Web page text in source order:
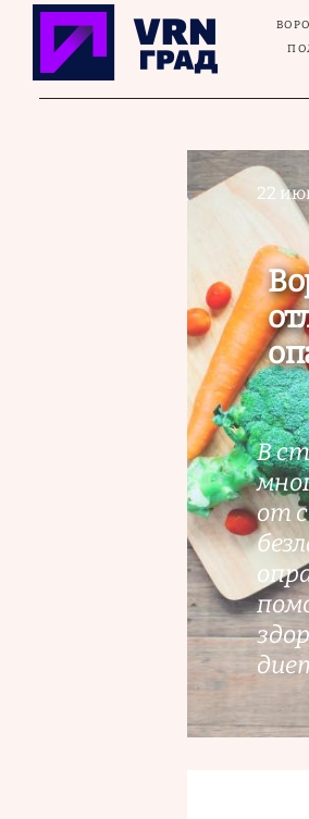
Перейти к основному
22
В
от